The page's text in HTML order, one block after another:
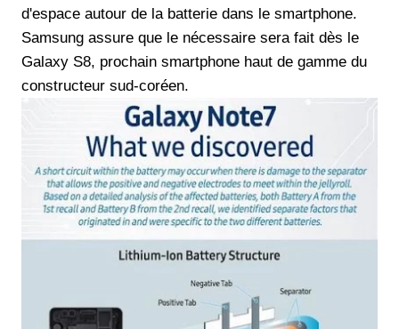
d'espace autour de la batterie dans le smartphone.
Samsung assure que le nécessaire sera fait dès le
Galaxy S8, prochain smartphone haut de gamme du
constructeur sud-coréen.